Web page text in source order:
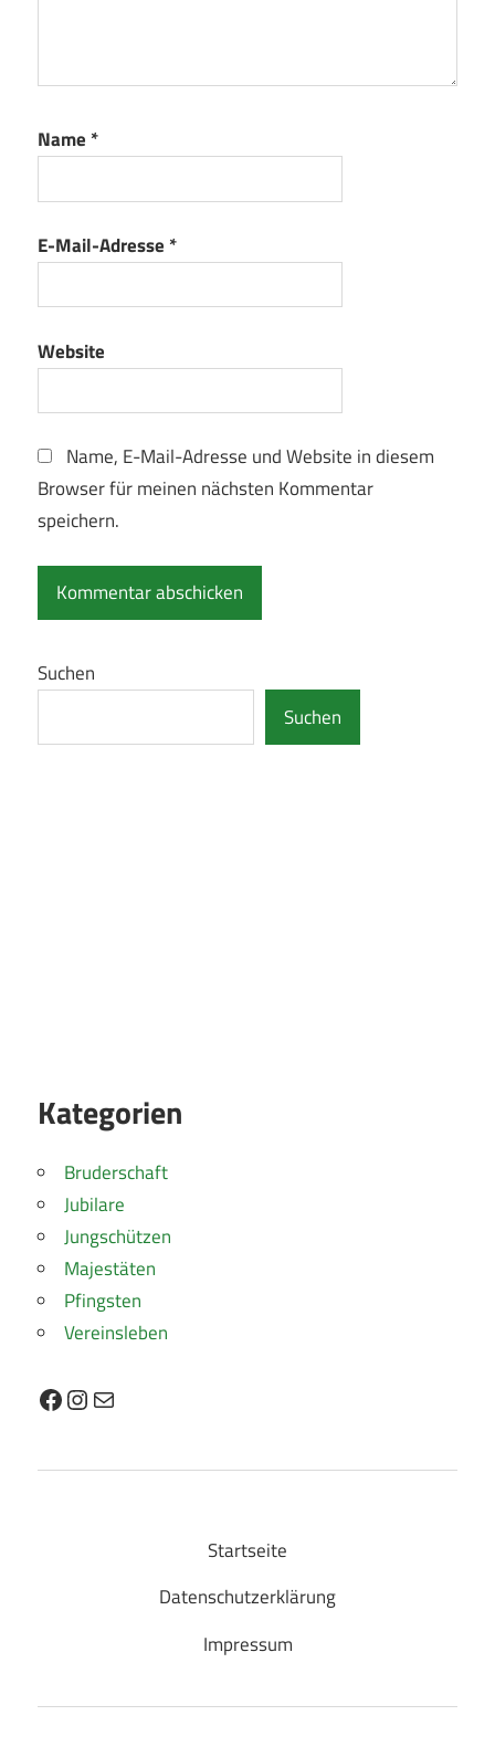
Name *
E-Mail-Adresse *
Website
Name, E-Mail-Adresse und Website in diesem
Browser für meinen nächsten Kommentar
speichern.
Suchen
Suchen
Kategorien
Bruderschaft
Jubilare
Jungschützen
Majestäten
Pfingsten
Vereinsleben
Facebook
Instagram
E-Mail
Startseite
Datenschutzerklärung
Impressum